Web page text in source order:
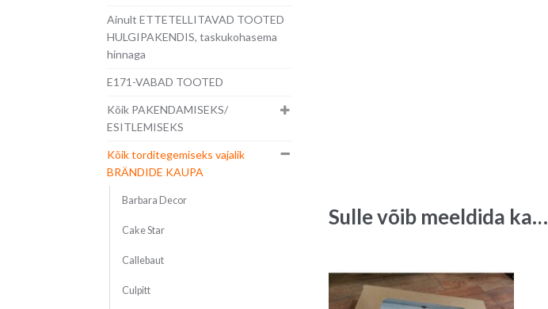
Sulle võib meeldida ka…
Ainult ETTETELLITAVAD TOOTED
HULGIPAKENDIS, taskukohasema
hinnaga
E171-VABAD TOOTED
Kõik PAKENDAMISEKS/
ESITLEMISEKS
Kõik torditegemiseks vajalik
BRÄNDIDE KAUPA
Barbara Decor
Cake Star
Callebaut
Culpitt